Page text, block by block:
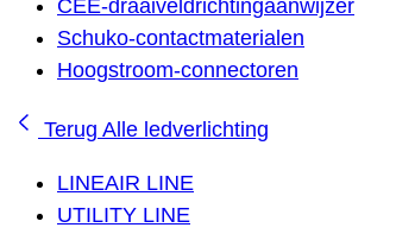
CEE-draaiveldrichtingaanwijzer
Schuko-contactmaterialen
Hoogstroom-connectoren
Terug Alle ledverlichting
LINEAIR LINE
UTILITY LINE